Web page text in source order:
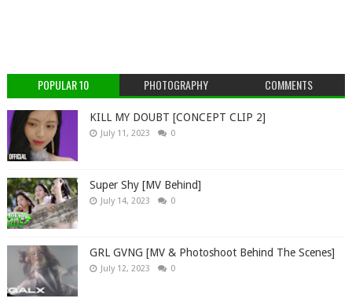
POPULAR 10 PHOTOGRAPHY COMMENTS
KILL MY DOUBT [CONCEPT CLIP 2]
July 11, 2023 0
Super Shy [MV Behind]
July 14, 2023 0
GRL GVNG [MV & Photoshoot Behind The Scenes]
July 12, 2023 0